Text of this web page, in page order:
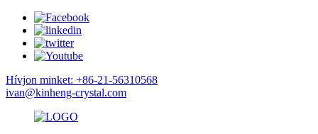
Hívjon minket: +86-21-56310568
ivan@kinheng-crystal.com